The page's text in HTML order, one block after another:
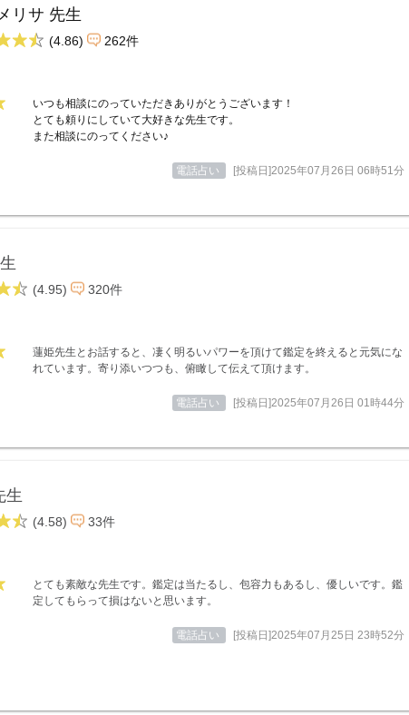
リサ 先生
(4.86) 262件
いつも相談にのっていただきありがとうございます！
とても頼りにしていて大好きな先生です。
また相談にのってください♪
電話占い [投稿日]2025年07月26日 06時51分
(4.95) 320件
蓮姫先生とお話すると、凄く明るいパワーを頂けて鑑定を終えると元気にな
れています。寄り添いつつも、俯瞰して伝えて頂けます。
電話占い [投稿日]2025年07月26日 01時44分
生
(4.58) 33件
とても素敵な先生です。鑑定は当たるし、包容力もあるし、優しいです。鑑
定してもらって損はないと思います。
電話占い [投稿日]2025年07月25日 23時52分